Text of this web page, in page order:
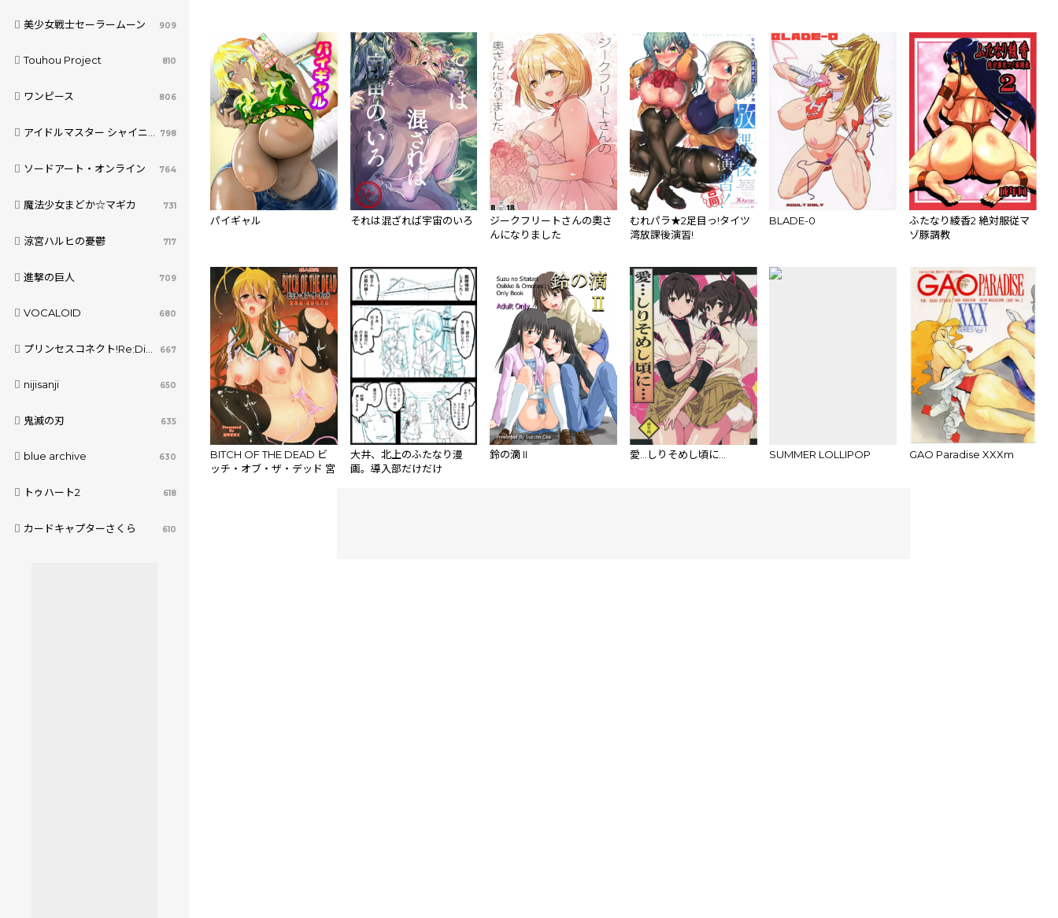
美少女戦士セーラームーン 909
Touhou Project 810
ワンピース 806
アイドルマスター シャイニーカラーズ 798
ソードアート・オンライン 764
魔法少女まどか☆マギカ 731
涼宮ハルヒの憂鬱 717
進撃の巨人 709
VOCALOID 680
プリンセスコネクト!Re:Dive 667
nijisanji 650
鬼滅の刃 635
blue archive 630
トゥハート2 618
カードキャプターさくら 610
パイギャル それは混ざれば宇宙のいろ
ジークフリートさんの奧さ
んになりました
むれパラ★2足目っ!タイツ
湾放課後演習!
BLADE-0
ふたなり綾香2 絶対服従マ
ゾ豚調教
BITCH OF THE DEAD ビ
ッチ・オブ・ザ・デッド 宮
大井、北上のふたなり漫
画。導入部だけだけ
鈴の滴 II 愛…しりそめし頃に… SUMMER LOLLIPOP GAO Paradise XXXm